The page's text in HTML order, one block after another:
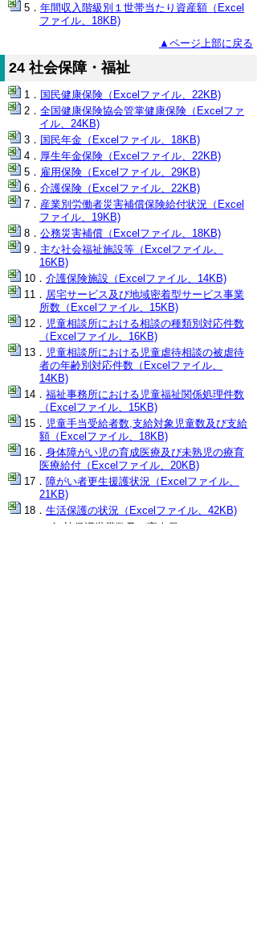
年間収入階級別１世帯当たり資産額（Excel
ファイル、18KB)
▲ページ上部に戻る
24 社会保障・福祉
国民健康保険（Excelファイル、22KB)
全国健康保険協会管掌健康保険（Excelファ
イル、24KB)
国民年金（Excelファイル、18KB)
厚生年金保険（Excelファイル、22KB)
雇用保険（Excelファイル、29KB)
介護保険（Excelファイル、22KB)
産業別労働者災害補償保険給付状況（Excel
ファイル、19KB)
公務災害補償（Excelファイル、18KB)
主な社会福祉施設等（Excelファイル、
16KB)
介護保険施設（Excelファイル、14KB)
居宅サービス及び地域密着型サービス事業
所数（Excelファイル、15KB)
児童相談所における相談の種類別対応件数
（Excelファイル、16KB)
児童相談所における児童虐待相談の被虐待
者の年齢別対応件数（Excelファイル、
14KB)
福祉事務所における児童福祉関係処理件数
（Excelファイル、15KB)
児童手当受給者数,支給対象児童数及び支給
額（Excelファイル、18KB)
身体障がい児の育成医療及び未熟児の療育
医療給付（Excelファイル、20KB)
障がい者更生援護状況（Excelファイル、
21KB)
生活保護の状況（Excelファイル、42KB)
被保護世帯数及び実人員